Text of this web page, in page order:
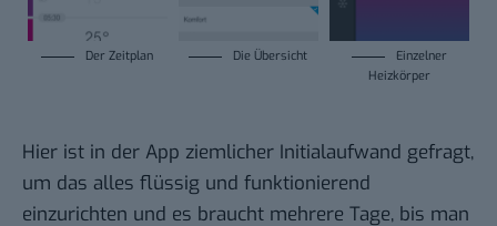
Der Zeitplan Die Übersicht
Einzelner
Heizkörper
Hier ist in der App ziemlicher Initialaufwand gefragt,
um das alles flüssig und funktionierend
einzurichten und es braucht mehrere Tage, bis man